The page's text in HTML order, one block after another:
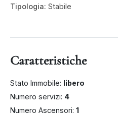
Tipologia: Stabile
Caratteristiche
Stato Immobile: libero
Numero servizi: 4
Numero Ascensori: 1